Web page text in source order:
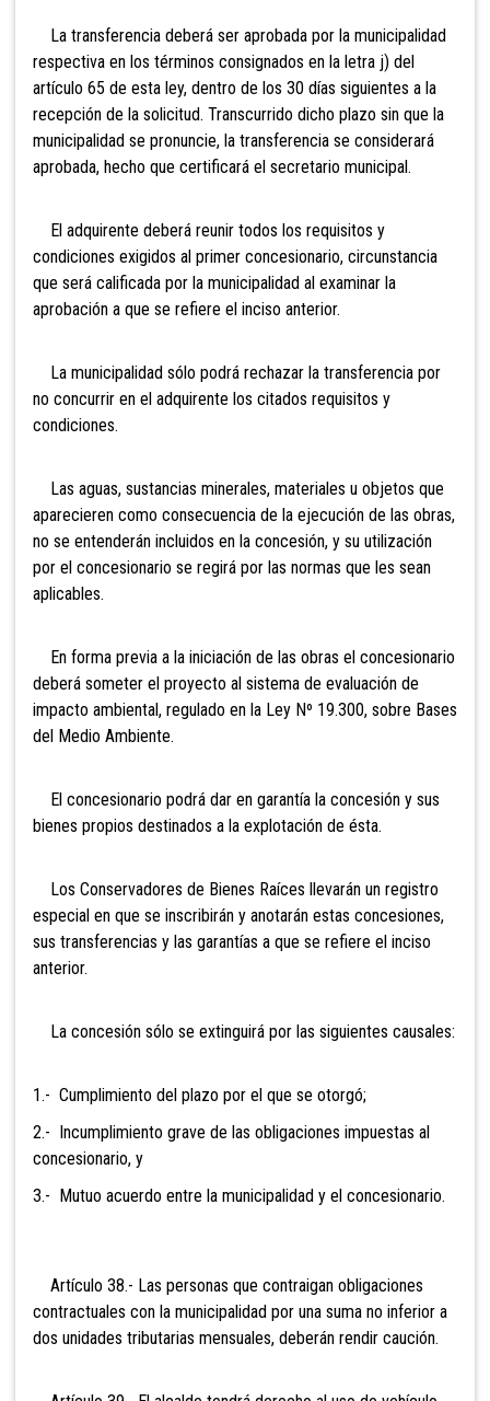
La transferencia deberá ser aprobada por la municipalidad
respectiva en los términos consignados en la letra j) del
artículo 65 de esta ley, dentro de los 30 días siguientes a la
recepción de la solicitud. Transcurrido dicho plazo sin que la
municipalidad se pronuncie, la transferencia se considerará
aprobada, hecho que certificará el secretario municipal.
El adquirente deberá reunir todos los requisitos y
condiciones exigidos al primer concesionario, circunstancia
que será calificada por la municipalidad al examinar la
aprobación a que se refiere el inciso anterior.
La municipalidad sólo podrá rechazar la transferencia por
no concurrir en el adquirente los citados requisitos y
condiciones.
Las aguas, sustancias minerales, materiales u objetos que
aparecieren como consecuencia de la ejecución de las obras,
no se entenderán incluidos en la concesión, y su utilización
por el concesionario se regirá por las normas que les sean
aplicables.
En forma previa a la iniciación de las obras el concesionario
deberá someter el proyecto al sistema de evaluación de
impacto ambiental, regulado en la Ley Nº 19.300, sobre Bases
del Medio Ambiente.
El concesionario podrá dar en garantía la concesión y sus
bienes propios destinados a la explotación de ésta.
Los Conservadores de Bienes Raíces llevarán un registro
especial en que se inscribirán y anotarán estas concesiones,
sus transferencias y las garantías a que se refiere el inciso
anterior.
La concesión sólo se extinguirá por las siguientes causales:
1.- Cumplimiento del plazo por el que se otorgó;
2.- Incumplimiento grave de las obligaciones impuestas al
concesionario, y
3.- Mutuo acuerdo entre la municipalidad y el concesionario.
Artículo 38.- Las personas que contraigan obligaciones
contractuales con la municipalidad por una suma no inferior a
dos unidades tributarias mensuales, deberán rendir caución.